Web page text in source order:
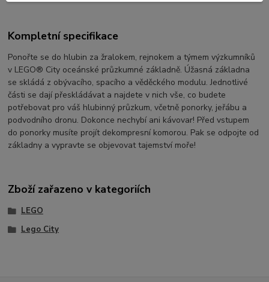
Kompletní specifikace
Ponořte se do hlubin za žralokem, rejnokem a týmem výzkumníků
v LEGO® City oceánské průzkumné základně. Úžasná základna
se skládá z obývacího, spacího a věděckého modulu. Jednotlivé
části se dají přeskládávat a najdete v nich vše, co budete
potřebovat pro váš hlubinný průzkum, včetně ponorky, jeřábu a
podvodního dronu. Dokonce nechybí ani kávovar! Před vstupem
do ponorky musíte projít dekompresní komorou. Pak se odpojte od
základny a vypravte se objevovat tajemství moře!
Zboží zařazeno v kategoriích
LEGO
Lego City